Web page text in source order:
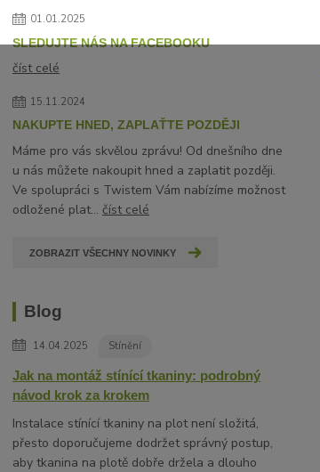
01.01.2025
SLEDUJTE NÁS NA FACEBOOKU
číst celé
15.11.2024
NAKUPTE HNED, ZAPLAŤTE POZDĚJI
Máme pro vás skvělou zprávu! Od dnešního dne
u nás můžete nakoupit hned a zaplatit později.
Ve spolupráci s Twistem Vám nabízíme možnost
odložené plat...číst celé
ZOBRAZIT VŠECHNY NOVINKY
Blog
14.04.2025 Stínění
Jak na montáž stínící tkaniny: podrobný
návod krok za krokem
Instalace stínící tkaniny na plot není složitá,
přesto doporučujeme dodržet správný postup,
aby tkanina na plotě dobře držela a dlouho